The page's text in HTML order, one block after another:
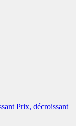
Prix, décroissant